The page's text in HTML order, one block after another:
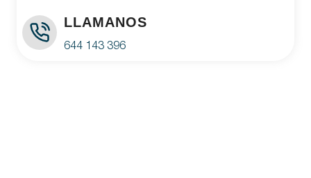
LLAMANOS
644 143 396